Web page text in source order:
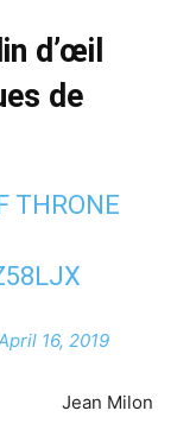
d’œil
de
THRONE
16, 2019
Jean Milon